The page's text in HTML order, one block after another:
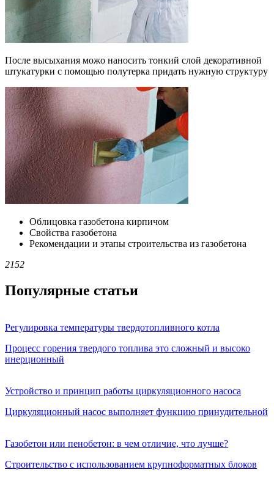
После высыхания можо наносить тонкий слой декоративной
штукатурки с помощью полутерка придать нужную структуру
Облицовка газобетона кирпичом
Свойства газобетона
Рекомендации и этапы строительства из газобетона
2152
Популярные статьи
Регулировка температуры твердотопливного котла
Процесс горения твердого топлива это сложный и высоко
инерционный
Устройство и принцип работы циркуляционного насоса
Циркуляционный насос выполняет функцию принудительной
Газобетон или пенобетон: в чем отличие, что лучше?
Строительство с использованием крупноформатных блоков